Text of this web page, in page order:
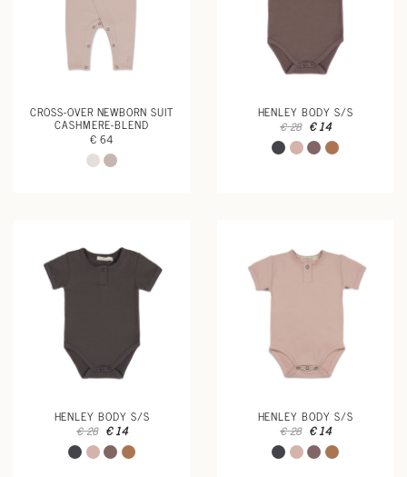
CROSS-OVER NEWBORN SUIT
CASHMERE-BLEND
€ 64
HENLEY BODY S/S
€ 28 € 14
HENLEY BODY S/S
€ 28 € 14
HENLEY BODY S/S
€ 28 € 14